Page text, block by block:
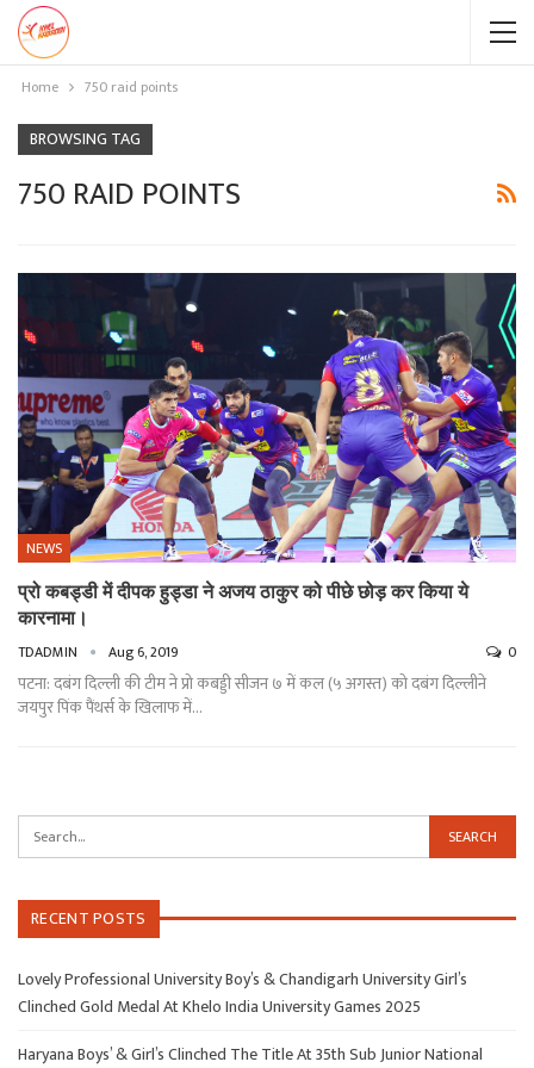
Home 750 raid points
BROWSING TAG
750 RAID POINTS
NEWS
प्रो कबड्डी में दीपक हुड्डा ने अजय ठाकुर को पीछे छोड़ कर किया ये
कारनामा।
TDADMIN Aug 6, 2019 0
पटना: दबंग दिल्ली की टीम ने प्रो कबड्डी सीजन ७ में कल (५ अगस्त) को दबंग दिल्लीने
जयपुर पिंक पैंथर्स के खिलाफ में…
RECENT POSTS
Lovely Professional University Boy’s & Chandigarh University Girl’s
Clinched Gold Medal At Khelo India University Games 2025
Haryana Boys’ & Girl’s Clinched The Title At 35th Sub Junior National